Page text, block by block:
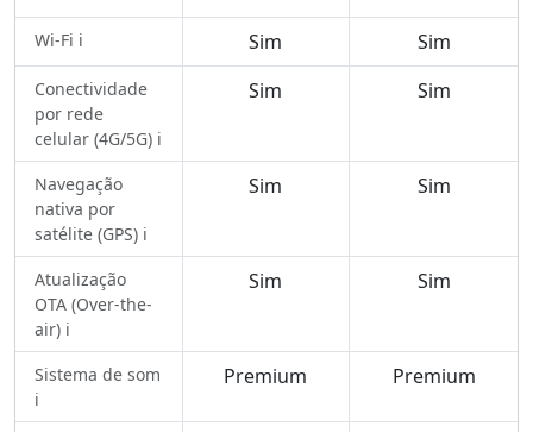
Wi-Fi ℹ️ Sim Sim
Conectividade
por rede
celular (4G/5G) ℹ️
Sim Sim
Navegação
nativa por
satélite (GPS) ℹ️
Sim Sim
Atualização
OTA (Over-the-
air) ℹ️
Sim Sim
Sistema de som
ℹ️
Premium Premium